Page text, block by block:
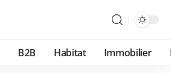
B2B Habitat Immobilier